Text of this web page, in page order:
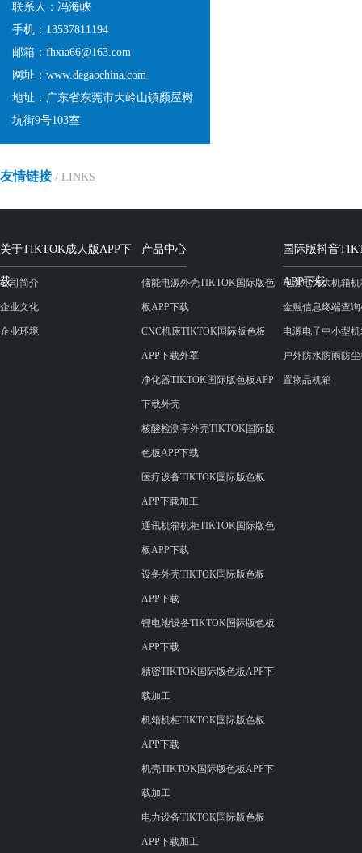
联系人：冯海峡
手机：13537811194
邮箱：fhxia66@163.com
网址：www.degaochina.com
地址：广东省东莞市大岭山镇颜屋树
坑街9号103室
友情链接 / LINKS
关于TIKTOK成人版APP下
载
公司简介
企业文化
企业环境
产品中心
储能电源外壳TIKTOK国际版色
板APP下载
CNC机床TIKTOK国际版色板
APP下载外罩
净化器TIKTOK国际版色板APP
下载外壳
核酸检测亭外壳TIKTOK国际版
色板APP下载
医疗设备TIKTOK国际版色板
APP下载加工
通讯机箱机柜TIKTOK国际版色
板APP下载
设备外壳TIKTOK国际版色板
APP下载
锂电池设备TIKTOK国际版色板
APP下载
精密TIKTOK国际版色板APP下
载加工
机箱机柜TIKTOK国际版色板
APP下载
机壳TIKTOK国际版色板APP下
载加工
电力设备TIKTOK国际版色板
APP下载加工
国际版抖音
APP下载
电源电力大机箱
金融信息终端查
电源电子中小型
户外防水防雨防
置物品机箱